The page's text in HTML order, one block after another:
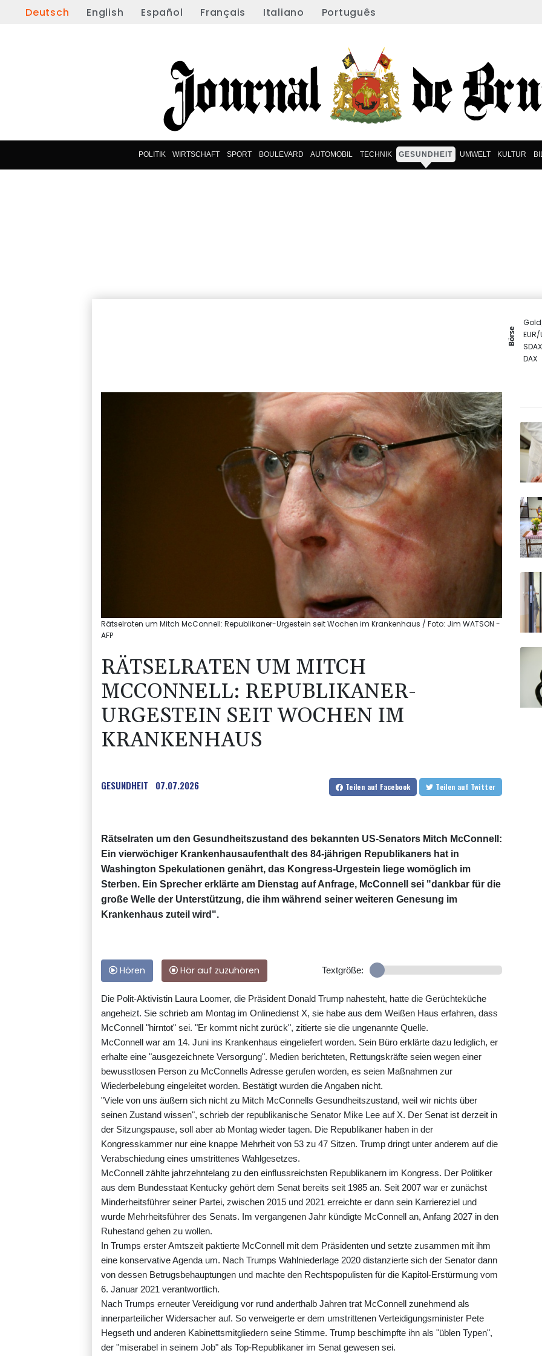
Deutsch English Español Français Italiano Português
POLITIK WIRTSCHAFT SPORT BOULEVARD AUTOMOBIL TECHNIK GESUNDHEIT UMWELT KULTUR
Börse
EUR/
SDAX
DAX
Rätselraten um Mitch McConnell: Republikaner-Urgestein seit Wochen im Krankenhaus / Foto: Jim WATSON -
AFP
RÄTSELRATEN UM MITCH
MCCONNELL: REPUBLIKANER-
URGESTEIN SEIT WOCHEN IM
KRANKENHAUS
GESUNDHEIT 07.07.2026 Teilen auf Facebook Teilen auf Twitter
Rätselraten um den Gesundheitszustand des bekannten US-Senators Mitch McConnell:
Ein vierwöchiger Krankenhausaufenthalt des 84-jährigen Republikaners hat in
Washington Spekulationen genährt, das Kongress-Urgestein liege womöglich im
Sterben. Ein Sprecher erklärte am Dienstag auf Anfrage, McConnell sei "dankbar für die
große Welle der Unterstützung, die ihm während seiner weiteren Genesung im
Krankenhaus zuteil wird".
Hören Hör auf zuzuhören Textgröße:
Die Polit-Aktivistin Laura Loomer, die Präsident Donald Trump nahesteht, hatte die Gerüchteküche
angeheizt. Sie schrieb am Montag im Onlinedienst X, sie habe aus dem Weißen Haus erfahren, dass
McConnell "hirntot" sei. "Er kommt nicht zurück", zitierte sie die ungenannte Quelle.
McConnell war am 14. Juni ins Krankenhaus eingeliefert worden. Sein Büro erklärte dazu lediglich, er
erhalte eine "ausgezeichnete Versorgung". Medien berichteten, Rettungskräfte seien wegen einer
bewusstlosen Person zu McConnells Adresse gerufen worden, es seien Maßnahmen zur
Wiederbelebung eingeleitet worden. Bestätigt wurden die Angaben nicht.
"Viele von uns äußern sich nicht zu Mitch McConnells Gesundheitszustand, weil wir nichts über
seinen Zustand wissen", schrieb der republikanische Senator Mike Lee auf X. Der Senat ist derzeit in
der Sitzungspause, soll aber ab Montag wieder tagen. Die Republikaner haben in der
Kongresskammer nur eine knappe Mehrheit von 53 zu 47 Sitzen. Trump dringt unter anderem auf die
Verabschiedung eines umstrittenes Wahlgesetzes.
McConnell zählte jahrzehntelang zu den einflussreichsten Republikanern im Kongress. Der Politiker
aus dem Bundesstaat Kentucky gehört dem Senat bereits seit 1985 an. Seit 2007 war er zunächst
Minderheitsführer seiner Partei, zwischen 2015 und 2021 erreichte er dann sein Karriereziel und
wurde Mehrheitsführer des Senats. Im vergangenen Jahr kündigte McConnell an, Anfang 2027 in den
Ruhestand gehen zu wollen.
In Trumps erster Amtszeit paktierte McConnell mit dem Präsidenten und setzte zusammen mit ihm
eine konservative Agenda um. Nach Trumps Wahlniederlage 2020 distanzierte sich der Senator dann
von dessen Betrugsbehauptungen und machte den Rechtspopulisten für die Kapitol-Erstürmung vom
6. Januar 2021 verantwortlich.
Nach Trumps erneuter Vereidigung vor rund anderthalb Jahren trat McConnell zunehmend als
innerparteilicher Widersacher auf. So verweigerte er dem umstrittenen Verteidigungsminister Pete
Hegseth und anderen Kabinettsmitgliedern seine Stimme. Trump beschimpfte ihn als "üblen Typen",
der "miserabel in seinem Job" als Top-Republikaner im Senat gewesen sei.